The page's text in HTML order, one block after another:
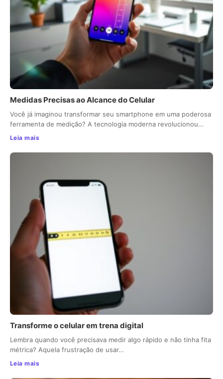
Medidas Precisas ao Alcance do Celular
Você já imaginou transformar seu smartphone em uma poderosa
ferramenta de medição? A tecnologia moderna revolucionou…
Leia mais
Transforme o celular em trena digital
Lembra quando você precisava medir algo rápido e não tinha fita
métrica? Aquela frustração de usar…
Leia mais